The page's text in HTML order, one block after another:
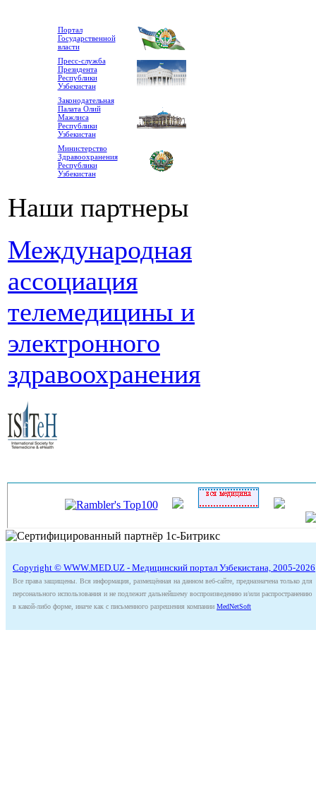
Портал
Государственной
власти
Пресс-служба
Президента
Республики
Узбекистан
Законодательная
Палата Олий
Мажлиса
Республики
Узбекистан
Министерство
Здравоохранения
Республики
Узбекистан
Наши партнеры
Международная
ассоциация
телемедицины и
электронного
здравоохранения
Copyright © WWW.MED.UZ - Медицинский портал Узбекистана, 2005-2026
Все права защищены. Вся информация, размещённая на данном веб-сайте, предназначена только для
персонального использования и не подлежит дальнейшему воспроизведению и/или распространению
в какой-либо форме, иначе как с письменного разрешения компании MedNetSoft